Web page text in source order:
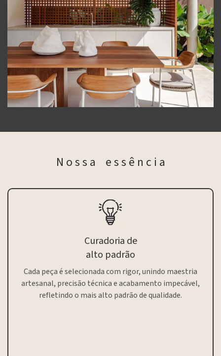
N o s s a e s s ê n c i a
Curadoria de
alto padrão
Cada peça é selecionada com rigor, unindo maestria
artesanal, precisão técnica e acabamento impecável,
refletindo o mais alto padrão de qualidade.